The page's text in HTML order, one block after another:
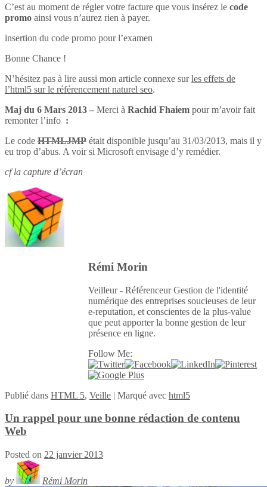
C’est au moment de régler votre facture que vous insérez le code
promo ainsi vous n’aurez rien à payer.
insertion du code promo pour l’examen
Bonne Chance !
N’hésitez pas à lire aussi mon article connexe surles effets de
l’html5 sur le référencement naturel seo.
Maj du 6 Mars 2013 – Merci à Rachid Fhaiem pour m’avoir fait
remonter l’info :
Le code HTMLJMP était disponible jusqu’au 31/03/2013, mais il y
eu trop d’abus. A voir si Microsoft envisage d’y remédier.
cf la capture d’écran
Rémi Morin
Veilleur - Référenceur Gestion de l'identité
numérique des entreprises soucieuses de leur
e-reputation, et conscientes de la plus-value
que peut apporter la bonne gestion de leur
présence en ligne.
Follow Me:
Publié dans HTML 5, Veille | Marqué avec html5
Un rappel pour une bonne rédaction de contenu
Web
Posted on 22 janvier 2013
by Rémi Morin